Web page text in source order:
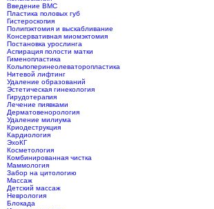
Введение ВМС
Пластика половых губ
Гистероскопия
Полипэктомия и выскабливание
Консервативная миомэктомия
Постановка урослинга
Аспирация полости матки
Гименопластика
Кольпоперинеолеваторопластика
Нитевой лифтинг
Удаление образований
Эстетическая гинекология
Гирудотерапия
Лечение пиявками
Дерматовенорология
Удаление милиума
Криодеструкция
Кардиология
ЭхоКГ
Косметология
Комбинированная чистка
Маммология
Забор на цитологию
Массаж
Детский массаж
Неврология
Блокада